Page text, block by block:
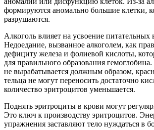
формируются аномально большие клетки,
разрушаются.
Алкоголь влияет на усвоение
Недоедание, вызванное алкоголем, как
дефициту железа и фолиевой кислоты,
для правильного образования
не вырабатывается должным образом,
тельца не могут переносить достаточно
количество эритроцитов уменьшается.
Поднять эритроциты в крови могут
Это ключ к производству эритроцитов.
упражнения заставляют тело нуждаться в